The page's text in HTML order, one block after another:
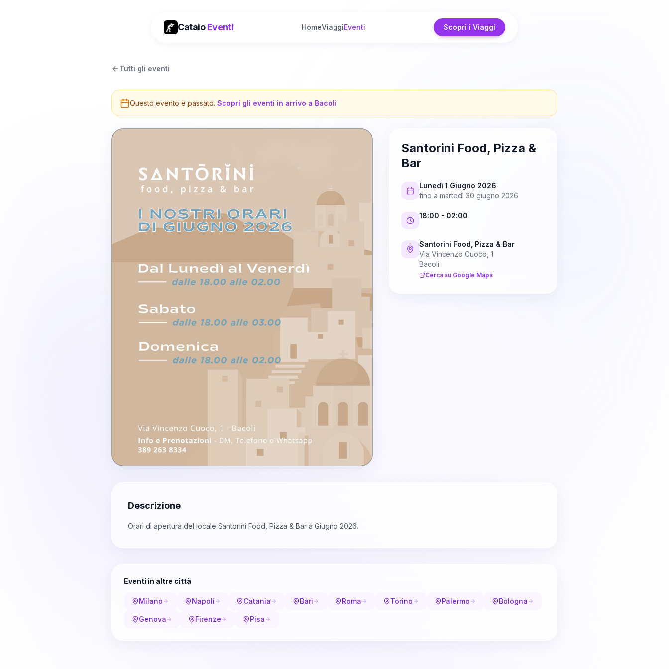
CataioEventi HomeViaggiEventi Scopri i Viaggi
Tutti gli eventi
Questo evento è passato. Scopri gli eventi in arrivo a Bacoli
Santorini Food, Pizza &
Bar
Lunedì 1 Giugno 2026
fino a martedì 30 giugno 2026
18:00 - 02:00
Santorini Food, Pizza & Bar
Via Vincenzo Cuoco, 1
Bacoli
Cerca su Google Maps
Descrizione
Orari di apertura del locale Santorini Food, Pizza & Bar a Giugno 2026.
Eventi in altre città
Milano Napoli Catania Bari Roma Torino Palermo Bologna
Genova Firenze Pisa